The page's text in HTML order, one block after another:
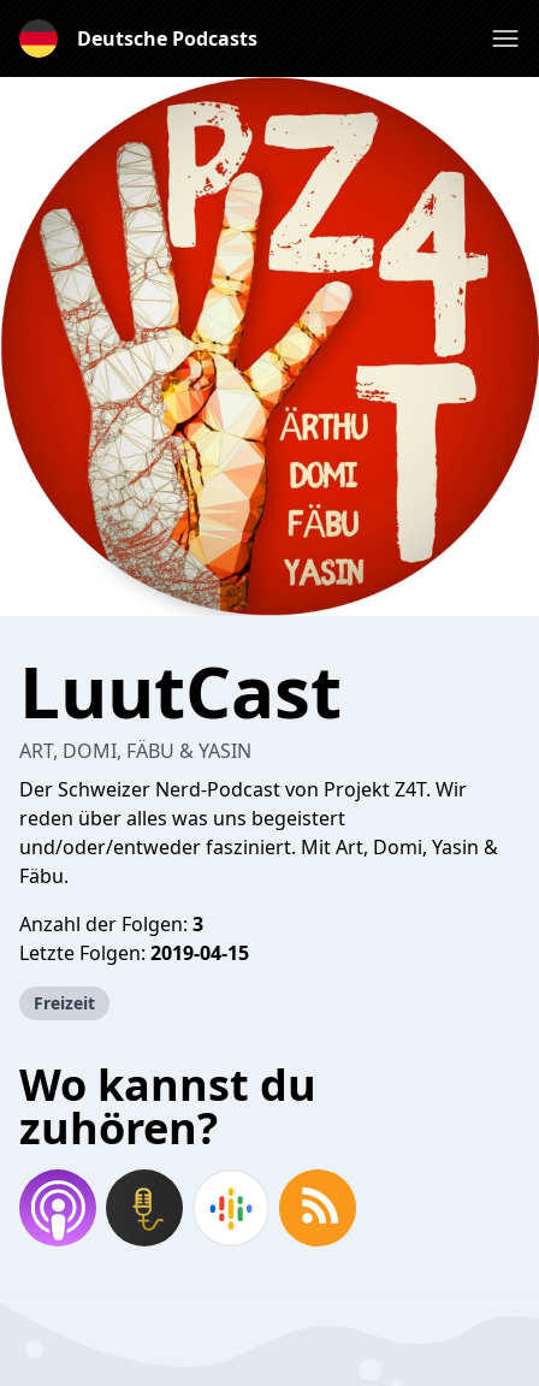
Deutsche Podcasts
LuutCast
ART, DOMI, FÄBU & YASIN
Der Schweizer Nerd-Podcast von Projekt Z4T. Wir
reden über alles was uns begeistert
und/oder/entweder fasziniert. Mit Art, Domi, Yasin &
Fäbu.
Anzahl der Folgen: 3
Letzte Folgen: 2019-04-15
Freizeit
Wo kannst du
zuhören?